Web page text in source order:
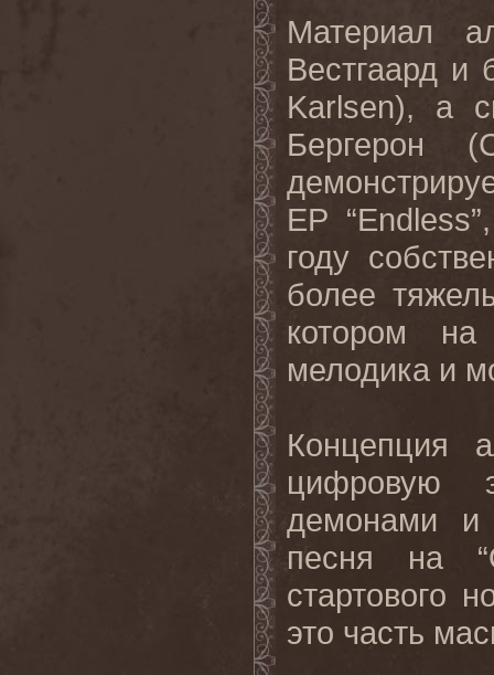
Материал
Вестгаард и
Karlsen), а
Бергерон
EP
году
более
котором на
мелодика и
Концепция
цифровую
демонами и
песня на
стартового
это часть